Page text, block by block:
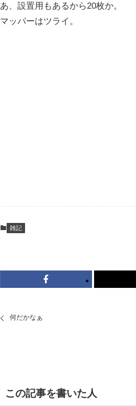
あ、設置用もあるから20枚か。
マッパーはツライ。
雑記
何だかなぁ
この記事を書いた人